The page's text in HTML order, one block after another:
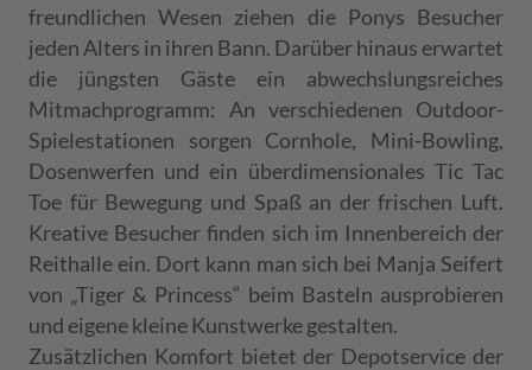
freundlichen Wesen ziehen die Ponys Besucher
jeden Alters in ihren Bann. Darüber hinaus erwartet
die jüngsten Gäste ein abwechslungsreiches
Mitmachprogramm: An verschiedenen Outdoor-
Spielestationen sorgen Cornhole, Mini-Bowling,
Dosenwerfen und ein überdimensionales Tic Tac
Toe für Bewegung und Spaß an der frischen Luft.
Kreative Besucher finden sich im Innenbereich der
Reithalle ein. Dort kann man sich bei Manja Seifert
von „Tiger & Princess“ beim Basteln ausprobieren
und eigene kleine Kunstwerke gestalten.
Zusätzlichen Komfort bietet der Depotservice der